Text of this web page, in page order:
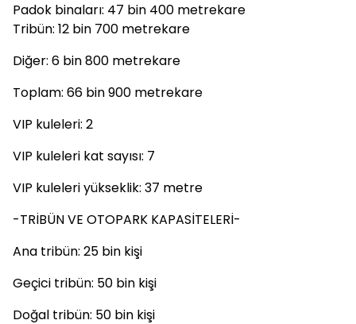
Padok binaları: 47 bin 400 metrekare
Tribün: 12 bin 700 metrekare
Diğer: 6 bin 800 metrekare
Toplam: 66 bin 900 metrekare
VIP kuleleri: 2
VIP kuleleri kat sayısı: 7
VIP kuleleri yükseklik: 37 metre
-TRİBÜN VE OTOPARK KAPASİTELERİ-
Ana tribün: 25 bin kişi
Geçici tribün: 50 bin kişi
Doğal tribün: 50 bin kişi